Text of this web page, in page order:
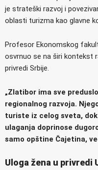
je strateški razvoj i
oblasti turizma kao glavne
Profesor Ekonomskog
osvrnuo se na širi kontekst
privredi Srbije.
„Zlatibor ima sve
regionalnog razvoja.
turiste iz celog sveta,
ulaganja doprinose
samo opštine Čajetina,
Uloga žena u privredi